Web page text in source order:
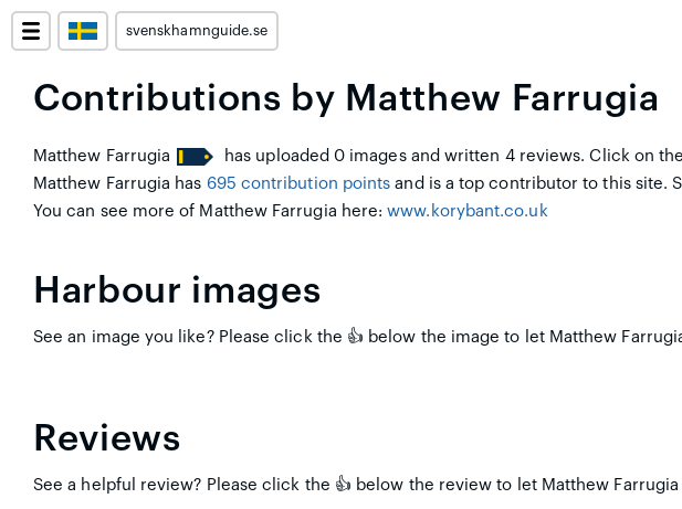
svenskhamnguide.se
Contributions by Matthew Farrugia
Matthew Farrugia
has uploaded 0 images and written 4 reviews. Click on
Matthew Farrugia has 695 contribution points and is a top contributor to this site.
You can see more of Matthew Farrugia here:www.korybant.co.uk
Harbour images
See an image you like? Please click the 👍 below the image to let Matthew
Reviews
See a helpful review? Please click the 👍 below the review to let Matthew